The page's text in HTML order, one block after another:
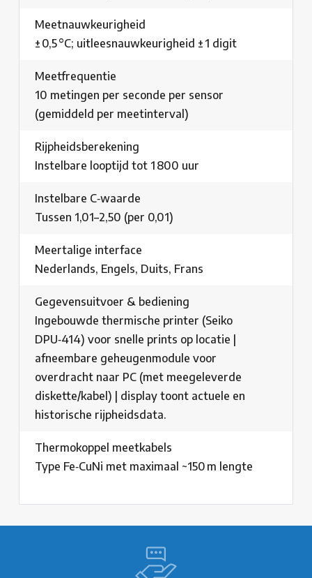
Meetnauwkeurigheid
± 0,5 °C; uitleesnauwkeurigheid ± 1 digit
Meetfrequentie
10 metingen per seconde per sensor
(gemiddeld per meetinterval)
Rijpheidsberekening
Instelbare looptijd tot 1 800 uur
Instelbare C‑waarde
Tussen 1,01–2,50 (per 0,01)
Meertalige interface
Nederlands, Engels, Duits, Frans
Gegevensuitvoer & bediening
Ingebouwde thermische printer (Seiko
DPU‑414) voor snelle prints op locatie |
afneembare geheugenmodule voor
overdracht naar PC (met meegeleverde
diskette/kabel) | display toont actuele en
historische rijpheidsdata.
Thermokoppel meetkabels
Type Fe‑CuNi met maximaal ~150 m lengte